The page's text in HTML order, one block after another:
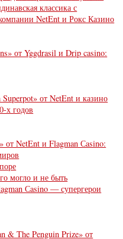
классика с
NetEnt и Рокс Казино
от Yggdrasil и Drip casino:
от NetEnt и казино
х годов
от NetEnt и Flagman Сasino:
могло и не быть
Сasino — супергерои
& The Penguin Prize» от